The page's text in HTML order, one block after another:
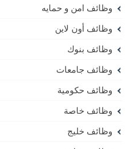
وظائف امن و حمايه
وظائف أون لاين
وظائف بنوك
وظائف جامعات
وظائف حكومية
وظائف خاصة
وظائف خليج